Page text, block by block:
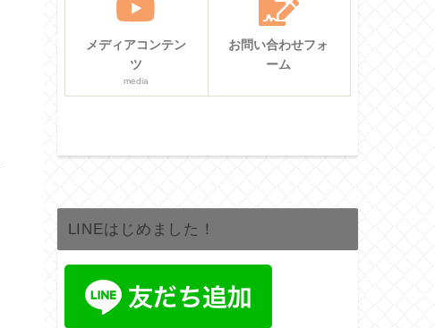
メディアコンテン
ツ
media
お問い合わせフォ
ーム
LINEはじめました！